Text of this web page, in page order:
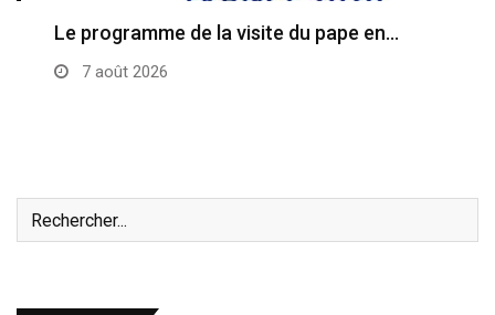
Le programme de la visite du pape en…
7 août 2026